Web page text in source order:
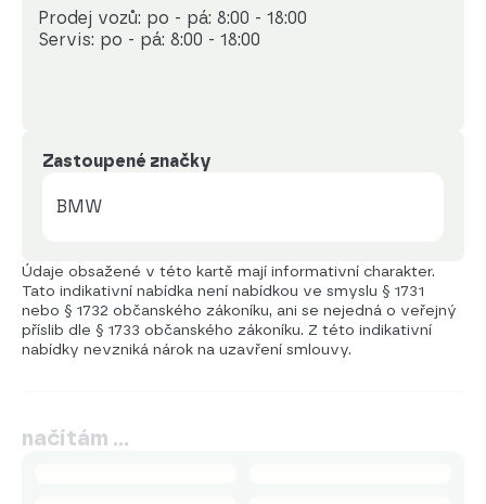
Prodej vozů: po - pá: 8:00 - 18:00
Servis: po - pá: 8:00 - 18:00
Zastoupené značky
BMW
Údaje obsažené v této kartě mají informativní charakter.
Tato indikativní nabídka není nabídkou ve smyslu § 1731
nebo § 1732 občanského zákoníku, ani se nejedná o veřejný
příslib dle § 1733 občanského zákoníku. Z této indikativní
nabídky nevzniká nárok na uzavření smlouvy.
načítám …